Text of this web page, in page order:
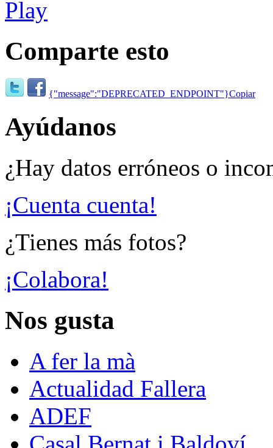
Comparte esto
{"message":"DEPRECATED_ENDPOINT"}Copiar
Ayúdanos
¿Hay datos erróneos o
¡Cuenta cuenta!
¿Tienes más fotos?
¡Colabora!
Nos gusta
A fer la mà
Actualidad Fallera
ADEF